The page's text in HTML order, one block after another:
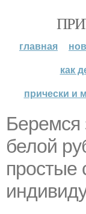
главная
как
прически и
Беремся
белой
простые